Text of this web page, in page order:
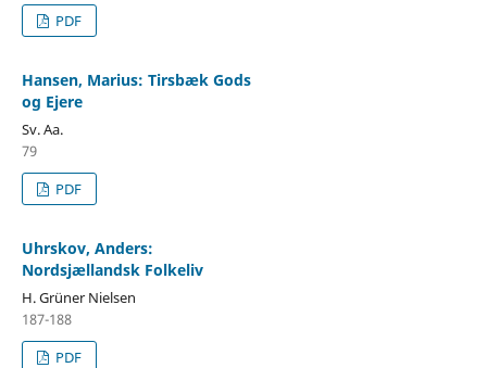
PDF
Hansen, Marius: Tirsbæk Gods
og Ejere
Sv. Aa.
79
PDF
Uhrskov, Anders:
Nordsjællandsk Folkeliv
H. Grüner Nielsen
187-188
PDF